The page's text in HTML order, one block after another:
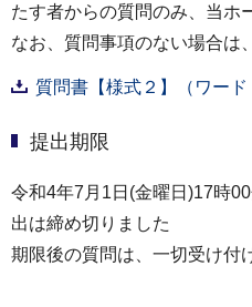
たす者からの質問のみ、当ホ
なお、質問事項のない場合は
質問書【様式２】（ワード
提出期限
令和4年7月1日(金曜日)17時
出は締め切りました
期限後の質問は、一切受け付